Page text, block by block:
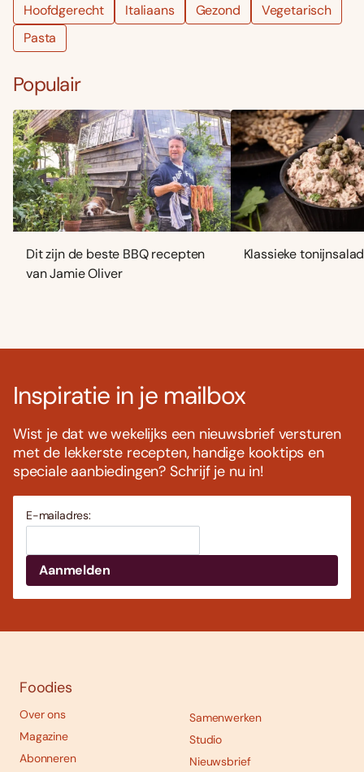
Hoofdgerecht Italiaans Gezond
Vegetarisch
Pasta
Populair
Dit zijn de beste BBQ recepten
van Jamie Oliver
Klassieke
Inspiratie in je mailbox
Wist je dat we wekelijks een nieuwsbrief versturen
met de lekkerste recepten, handige kooktips en
speciale aanbiedingen? Schrijf je nu in!
E-mailadres:
Foodies
Over ons
Magazine
Abonneren
Samenwerken
Studio
Nieuwsbrief